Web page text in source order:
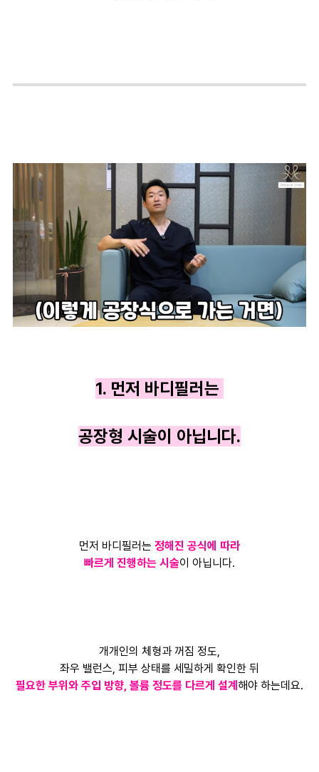
1. 먼저 바디필러는
공장형 시술이 아닙니다.
먼저 바디필러는 정해진 공식에 따라
빠르게 진행하는 시술이 아닙니다.
개개인의 체형과 꺼짐 정도,
좌우 밸런스, 피부 상태를 세밀하게 확인한 뒤
필요한 부위와 주입 방향, 볼륨 정도를 다르게 설계 해야 하는데요.